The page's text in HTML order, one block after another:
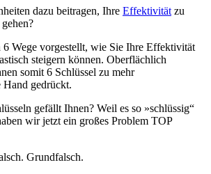
dazu beitragen, Ihre Effektivität zu
6 Wege vorgestellt, wie Sie Ihre Effektivität
steigern können. Oberflächlich
somit 6 Schlüssel zu mehr
Hand gedrückt.
gefällt Ihnen? Weil es so »schlüssig“
wir jetzt ein großes Problem TOP
Grundfalsch.